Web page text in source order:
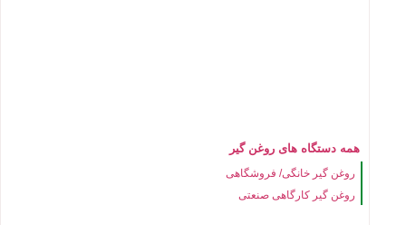
همه دستگاه های روغن گیر
روغن گیر خانگی/ فروشگاهی
روغن گیر کارگاهی صنعتی